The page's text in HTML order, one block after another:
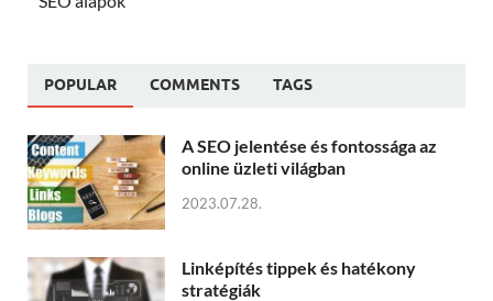
POPULAR COMMENTS TAGS
A SEO jelentése és fontossága az
online üzleti világban
2023.07.28.
Linképítés tippek és hatékony
stratégiák